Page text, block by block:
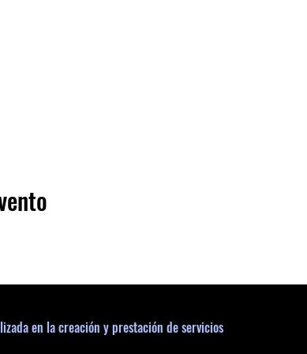
en la creación y prestación de servicios